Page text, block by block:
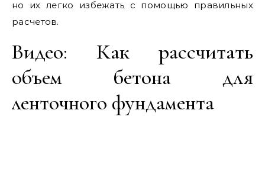
но их легко избежать с помощью правильных
расчетов.
Видео: Как рассчитать
объем бетона для
ленточного фундамента